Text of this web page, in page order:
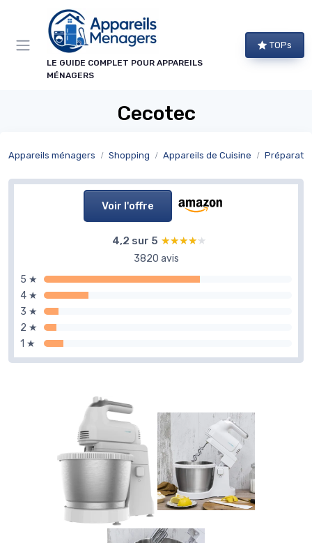
LE GUIDE COMPLET POUR APPAREILS
MÉNAGERS
TOPs
Cecotec
Appareils ménagers Shopping Appareils de Cuisine
Voir l'offre
4,2 sur 5 ★★★★★
★★★★★
3820 avis
5 ★
4 ★
3 ★
2 ★
1 ★
Panneau de gestion des cookies